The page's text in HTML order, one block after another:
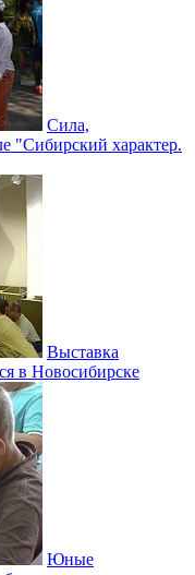
Сила,
"Сибирский характер.
Выставка
в Новосибирске
Юные